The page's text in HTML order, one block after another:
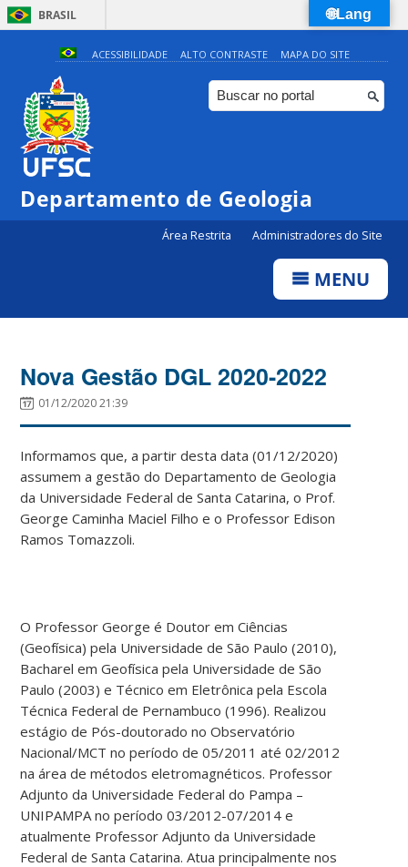
BRASIL
Simplifique!
Comunica BR
Participe
Canais
ACESSIBILIDADE ALTO CONTRASTE MAPA DO SITE
Departamento de Geologia
Área Restrita Administradores do Site
MENU
Nova Gestão DGL 2020-2022
01/12/2020 21:39
Informamos que, a partir desta data (01/12/2020)
assumem a gestão do Departamento de Geologia
da Universidade Federal de Santa Catarina, o Prof.
George Caminha Maciel Filho e o Professor Edison
Ramos Tomazzoli.
O Professor George é Doutor em Ciências
(Geofísica) pela Universidade de São Paulo (2010),
Bacharel em Geofísica pela Universidade de São
Paulo (2003) e Técnico em Eletrônica pela Escola
Técnica Federal de Pernambuco (1996). Realizou
estágio de Pós-doutorado no Observatório
Nacional/MCT no período de 05/2011 até 02/2012
na área de métodos eletromagnéticos. Professor
Adjunto da Universidade Federal do Pampa –
UNIPAMPA no período 03/2012-07/2014 e
atualmente Professor Adjunto da Universidade
Federal de Santa Catarina. Atua principalmente nos
🌐Lang